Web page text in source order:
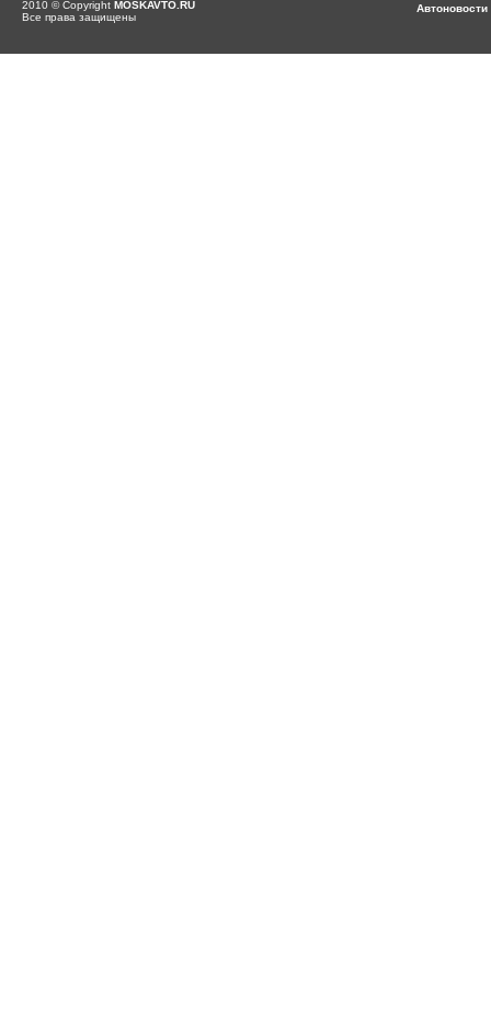
2010 © Copyright MOSKAVTO.RU
Все права защищены
Автоновости